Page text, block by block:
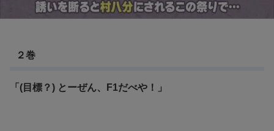
２巻
「(目標？) とーぜん、F1だべや！」